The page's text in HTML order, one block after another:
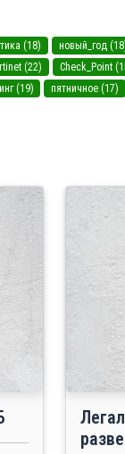
(18) новый_год
(22) Check_Point
(19) пятничное (17)